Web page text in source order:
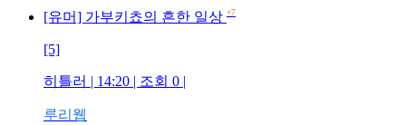
[유머] 가부키쵸의 흔한 일상 +7
[5]
히틀러 | 14:20 | 조회 0 |
루리웹